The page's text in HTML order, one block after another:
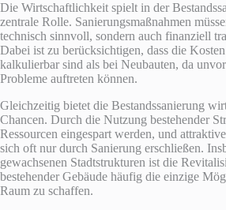
Die Wirtschaftlichkeit spielt in der
zentrale Rolle. Sanierungsmaßnahmen
technisch sinnvoll, sondern auch finanziell
Dabei ist zu berücksichtigen, dass die
kalkulierbar sind als bei Neubauten, da
Probleme auftreten können.
Gleichzeitig bietet die Bestandssanierung
Chancen. Durch die Nutzung bestehender
Ressourcen eingespart werden, und
sich oft nur durch Sanierung erschließen.
gewachsenen Stadtstrukturen ist die
bestehender Gebäude häufig die einzige
Raum zu schaffen.